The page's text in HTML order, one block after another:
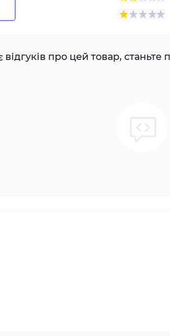
відгуків про цей товар,